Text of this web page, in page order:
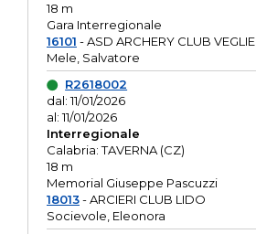
18 m
Gara Interregionale
16101 - ASD ARCHERY CLUB VEGLIE
Mele, Salvatore
R2618002
dal: 11/01/2026
al: 11/01/2026
Interregionale
Calabria: TAVERNA (CZ)
18 m
Memorial Giuseppe Pascuzzi
18013- ARCIERI CLUB LIDO
Socievole, Eleonora